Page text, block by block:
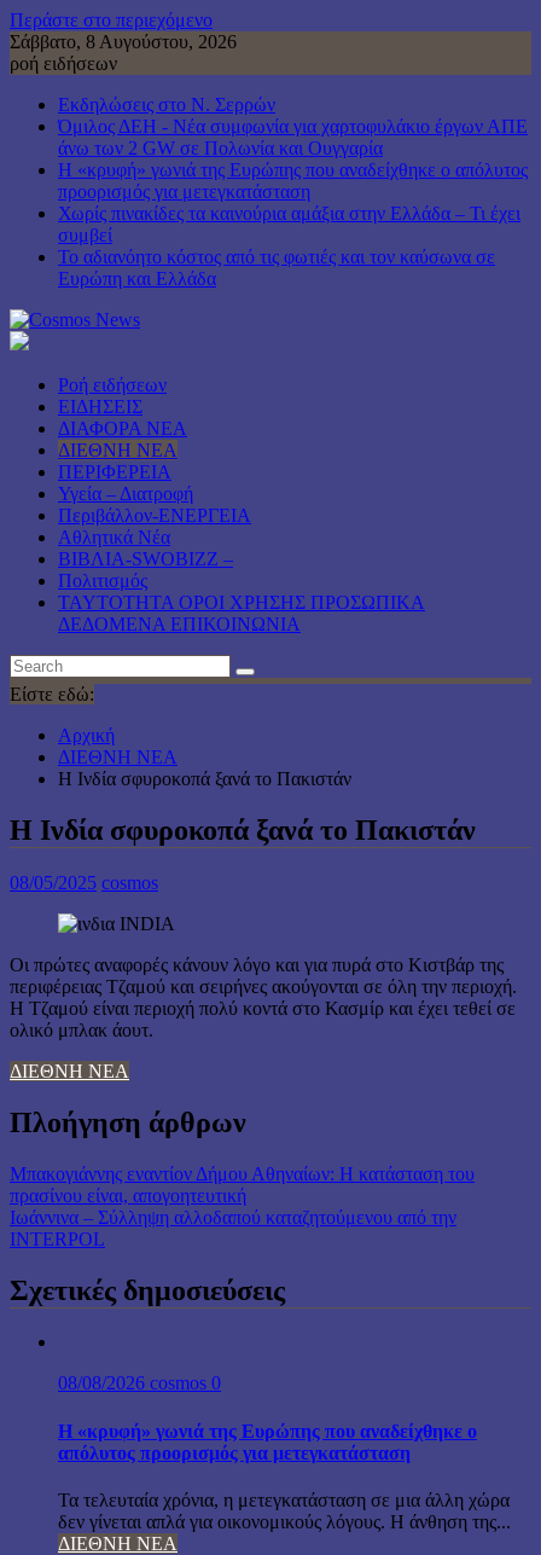
Περάστε στο περιεχόμενο
Σάββατο, 8 Αυγούστου, 2026
ροή ειδήσεων
Εκδηλώσεις στο Ν. Σερρών
Όμιλος ΔΕΗ - Νέα συμφωνία για χαρτοφυλάκιο έργων ΑΠΕ
άνω των 2 GW σε Πολωνία και Ουγγαρία
Η «κρυφή» γωνιά της Ευρώπης που αναδείχθηκε ο απόλυτος
προορισμός για μετεγκατάσταση
Χωρίς πινακίδες τα καινούρια αμάξια στην Ελλάδα – Τι έχει
συμβεί
Το αδιανόητο κόστος από τις φωτιές και τον καύσωνα σε
Ευρώπη και Ελλάδα
Ροή ειδήσεων
ΕΙΔΗΣΕΙΣ
ΔΙΑΦΟΡΑ ΝΕΑ
ΔΙΕΘΝΗ ΝΕΑ
ΠΕΡΙΦΕΡΕΙΑ
Υγεία – Διατροφή
Περιβάλλον-ΕΝΕΡΓΕΙΑ
Αθλητικά Νέα
ΒΙΒΛΙΑ-SWOBIZZ –
Πολιτισμός
TAYTOTHTA ΟΡΟΙ ΧΡΗΣΗΣ ΠΡΟΣΩΠΙΚΑ
ΔΕΔΟΜΕΝΑ ΕΠΙΚΟΙΝΩΝΙΑ
Είστε εδώ:
Αρχική
ΔΙΕΘΝΗ ΝΕΑ
Η Ινδία σφυροκοπά ξανά το Πακιστάν
Η Ινδία σφυροκοπά ξανά το Πακιστάν
08/05/2025 cosmos
Οι πρώτες αναφορές κάνουν λόγο και για πυρά στο Κιστβάρ της
περιφέρειας Τζαμού και σειρήνες ακούγονται σε όλη την περιοχή.
H Τζαμού είναι περιοχή πολύ κοντά στο Κασμίρ και έχει τεθεί σε
ολικό μπλακ άουτ.
ΔΙΕΘΝΗ ΝΕΑ
Πλοήγηση άρθρων
Μπακογιάννης εναντίον Δήμου Αθηναίων: Η κατάσταση του
πρασίνου είναι, απογοητευτική
Ιωάννινα – Σύλληψη αλλοδαπού καταζητούμενου από την
INTERPOL
Σχετικές δημοσιεύσεις
08/08/2026 cosmos 0
Η «κρυφή» γωνιά της Ευρώπης που αναδείχθηκε ο
απόλυτος προορισμός για μετεγκατάσταση
Τα τελευταία χρόνια, η μετεγκατάσταση σε μια άλλη χώρα
δεν γίνεται απλά για οικονομικούς λόγους. Η άνθηση της...
ΔΙΕΘΝΗ ΝΕΑ